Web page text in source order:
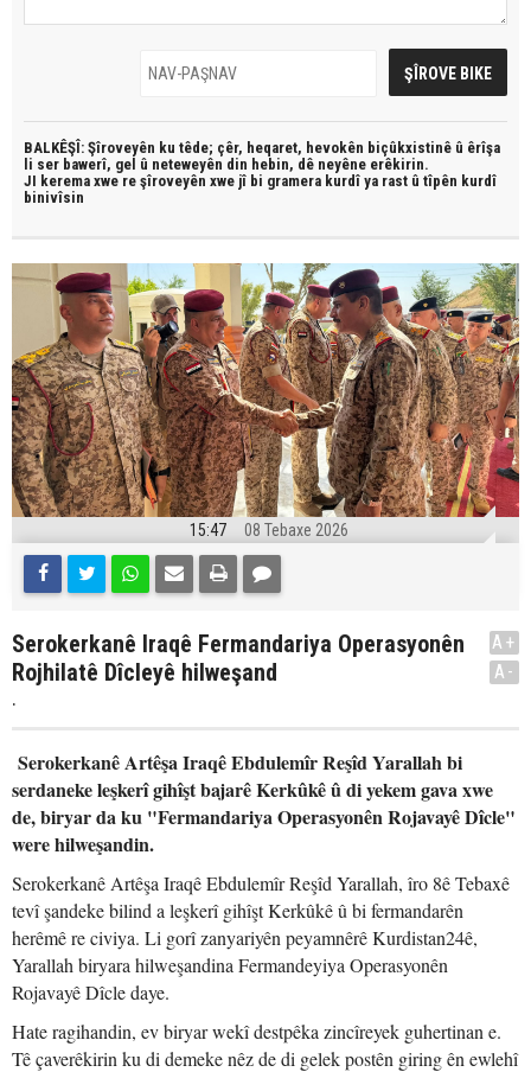
BALKÊŞÎ: Şîroveyên ku têde; çêr, heqaret, hevokên biçûkxistinê û êrîşa
li ser bawerî, gel û neteweyên din hebin, dê neyêne erêkirin.
JI kerema xwe re şîroveyên xwe jî bi gramera kurdî ya rast û tîpên kurdî
binivîsin
15:47 08 Tebaxe 2026
Serokerkanê Iraqê Fermandariya Operasyonên
Rojhilatê Dîcleyê hilweşand
.
A+
A-
Serokerkanê Artêşa Iraqê Ebdulemîr Reşîd Yarallah bi
serdaneke leşkerî gihîşt bajarê Kerkûkê û di yekem gava xwe
de, biryar da ku "Fermandariya Operasyonên Rojavayê Dîcle"
were hilweşandin.
Serokerkanê Artêşa Iraqê Ebdulemîr Reşîd Yarallah, îro 8ê Tebaxê
tevî şandeke bilind a leşkerî gihîşt Kerkûkê û bi fermandarên
herêmê re civiya. Li gorî zanyariyên peyamnêrê Kurdistan24ê,
Yarallah biryara hilweşandina Fermandeyiya Operasyonên
Rojavayê Dîcle daye.
Hate ragihandin, ev biryar wekî destpêka zincîreyek guhertinan e.
Tê çaverêkirin ku di demeke nêz de di gelek postên giring ên ewlehî